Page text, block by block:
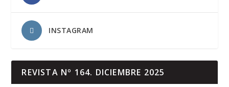
INSTAGRAM
REVISTA Nº 164. DICIEMBRE 2025